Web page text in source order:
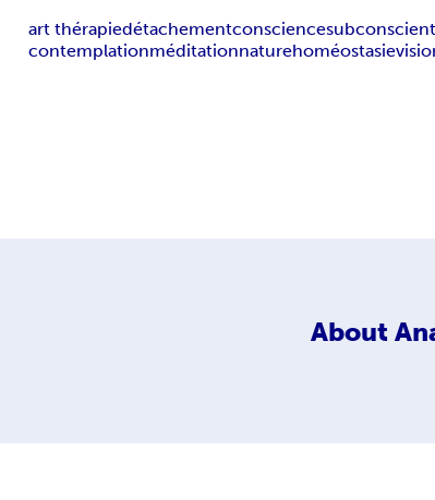
art thérapiedétachementconsciencesubconscient
contemplationméditationnaturehoméostasie
About